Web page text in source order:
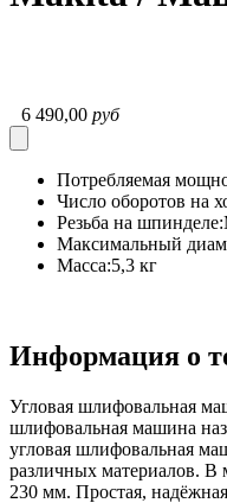
6 490,00 руб
Потребляемая
Число оборотов на
Резьба на шпинделе:
Максимальный
Масса:5,3 кг
Информация о
Угловая шлифовальная
шлифовальная машина
угловая шлифовальная
различных материалов. В
230 мм. Простая,